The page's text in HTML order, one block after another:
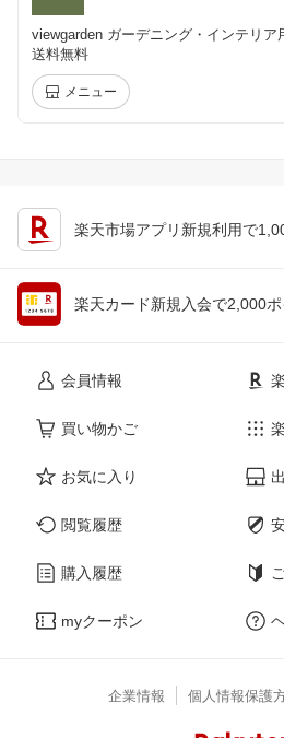
viewgarden ガーデニング・インテリ
送料無料
メニュー
楽天市場アプリ新規利用で
楽天カード新規入会で2,000ポ
会員情報
買い物かご
お気に入り
閲覧履歴
購入履歴
myクーポン
企業情報 個人情報保護